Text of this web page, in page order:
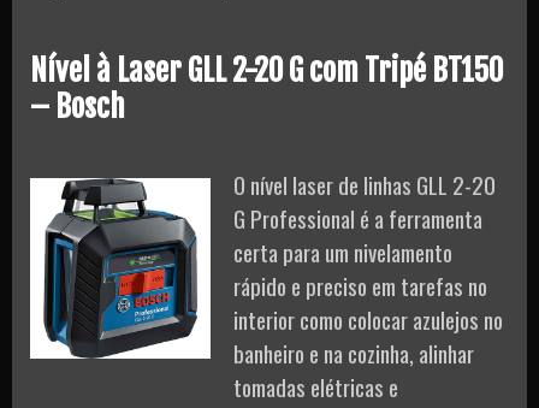
Nível à Laser GLL 2-20 G com Tripé BT150
– Bosch
O nível laser de linhas GLL 2-20
G Professional é a ferramenta
certa para um nivelamento
rápido e preciso em tarefas no
interior como colocar azulejos no
banheiro e na cozinha, alinhar
tomadas elétricas e